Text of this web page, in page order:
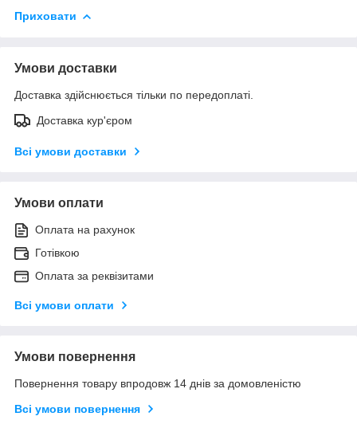
Приховати
Умови доставки
Доставка здійснюється тільки по передоплаті.
Доставка кур'єром
Всі умови доставки
Умови оплати
Оплата на рахунок
Готівкою
Оплата за реквізитами
Всі умови оплати
Умови повернення
Повернення товару впродовж 14 днів за домовленістю
Всі умови повернення